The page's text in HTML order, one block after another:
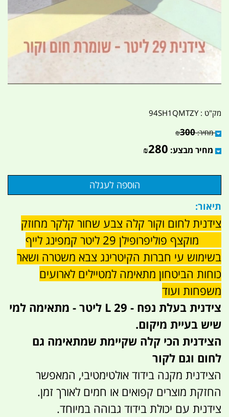
מק"ט :94SH1QMTZY
מחיר: ₪300
מחיר מבצע: ₪280
תיאור:
צידנית לחום וקור קלה צבע שחור קלקר מחוזק
בשימוש עי חברות הקיטרינג צבא משטרה ושאר
כוחות הביטחון מתאימה למטיילים לארועים
משפחות ועוד
צידנית בעלת נפח - 29 L ליטר - מתאימה למי
שיש בעיית מיקום.
הצידנית הכי קלה שקיימת שמתאימה גם
לחום וגם לקור
הצידנית מקנה בידוד אולטימטיבי, המאפשר
החזקת מוצרים קפואים או חמים לאורך זמן.
צידנית עם יכולת בידוד גבוהה במיוחד.